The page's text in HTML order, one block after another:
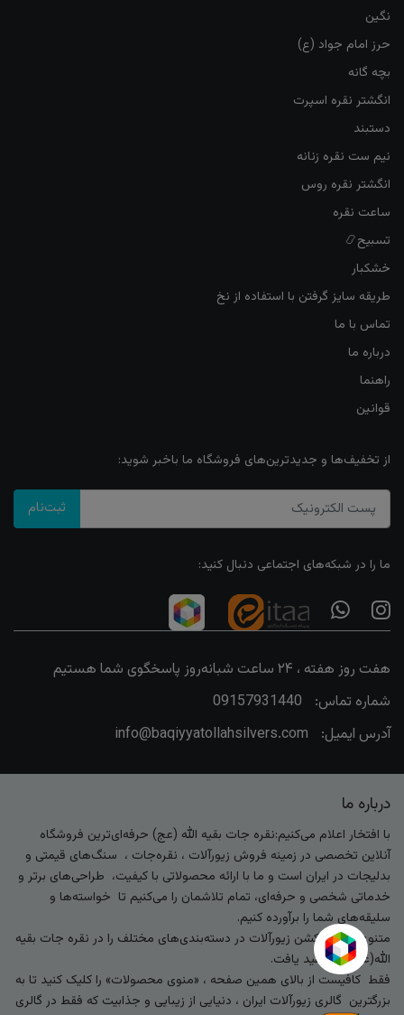
نگین
حرز امام جواد (ع)
بچه گانه
انگشتر نقره اسپرت
دستبند
نیم ست نقره زنانه
انگشتر نقره روس
ساعت نقره
تسبیح📿
خشکبار
طریقه سایز گرفتن با استفاده از نخ
تماس با ما
درباره ما
راهنما
قوانین
از تخفیف‌ها و جدیدترین‌های فروشگاه ما باخبر شوید:
ثبت‌نام
ما را در شبکه‌های اجتماعی دنبال کنید:
هفت روز هفته ، ۲۴ ساعت شبانه‌روز پاسخگوی شما هستیم
شماره تماس:
09157931440
آدرس ایمیل:
info@baqiyyatollahsilvers.com
درباره ما
با افتخار اعلام می‌کنیم:نقره جات بقیه الله (عج) حرفه‌ای‌ترین فروشگاه
آنلاین تخصصی در زمینه فروش زیورآلات ، نقره‌جات ، سنگ‌های قیمتی و
بدلیجات در ایران است و ما با ارائه محصولاتی با کیفیت، طراحی‌های برتر و
خدماتی شخصی و حرفه‌ای، تمام تلاشمان را می‌کنیم تا خواسته‌ها و
سلیقه‌های شما را برآورده کنیم.
متنوع‌ترین کالکشن زیورآلات در دسته‌بندی‌های مختلف را در نقره جات بقیه
الله(عج) خواهید یافت.
فقط کافیست از بالای همین صفحه ، «منوی محصولات» را کلیک کنید تا به
بزرگترین گالری زیورآلات ایران ، دنیایی از زیبایی و جذابیت که فقط در گالری